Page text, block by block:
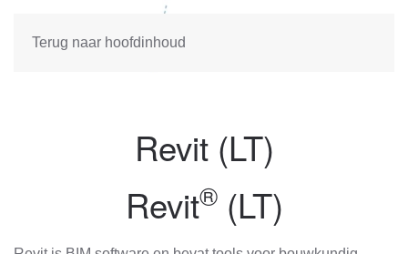
Terug naar hoofdinhoud
Revit (LT)
Revit®(LT)